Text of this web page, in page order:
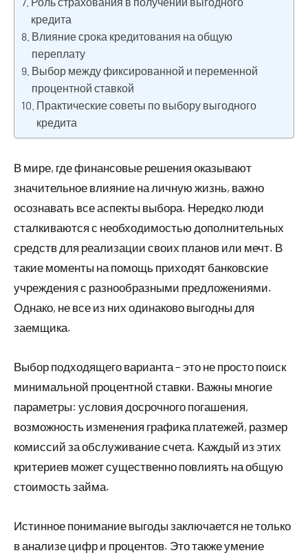
кредита
Влияние срока кредитования на общую
переплату
Выбор между фиксированной и переменной
процентной ставкой
Практические советы по выбору выгодного
кредита
В мире, где финансовые решения оказывают
значительное влияние на личную жизнь, важно
осознавать все аспекты выбора. Нередко люди
сталкиваются с необходимостью дополнительных
средств для реализации своих планов или мечт. В
такие моменты на помощь приходят банковские
учреждения с разнообразными предложениями.
Однако, не все из них одинаково выгодны для
заемщика.
Выбор подходящего варианта – это не просто поиск
минимальной процентной ставки. Важны многие
параметры: условия досрочного погашения,
возможность изменения графика платежей, размер
комиссий за обслуживание счета. Каждый из этих
критериев может существенно повлиять на общую
стоимость займа.
Истинное понимание выгоды заключается не только
в анализе цифр и процентов. Это также умение